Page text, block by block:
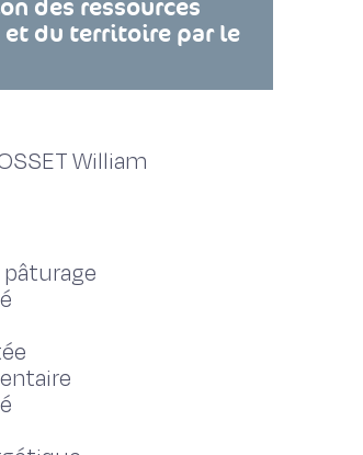
des ressources
du territoire par le
William